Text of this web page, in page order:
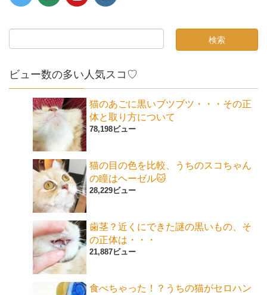
ビュー数の多い人気スコ♡
猫のあごに黒いブツブツ・・・その正
体と取り方について
78,198ビュー
猫の目の色を比較、うちのスコちゃん
の瞳はヘーゼル🐱
28,229ビュー
歯茎？近くにできた謎の黒いもの、そ
の正体は・・・
21,887ビュー
食べちゃった！？うちの猫がセロハン